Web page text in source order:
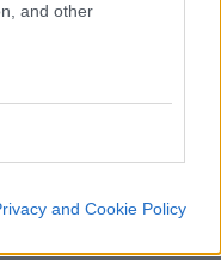
and other
and Cookie Policy
sono invece
alle spalle di
delle Bcc con